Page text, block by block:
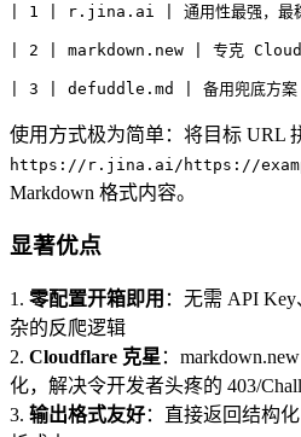
| 1 | r.jina.ai | 通用性最强，最
| 2 | markdown.new | 专克
| 3 | defuddle.md | 备用兜底方案
使用方式极为简单：将目标 URL
https://r.jina.ai/https://
Markdown 格式内容。
显著优点
1. 零配置开箱即用 ：无需 API
杂的反爬逻辑
2. Cloudflare 克星 ：
化，解决令开发者头疼的 403/
3. 输出格式友好：直接返回结构